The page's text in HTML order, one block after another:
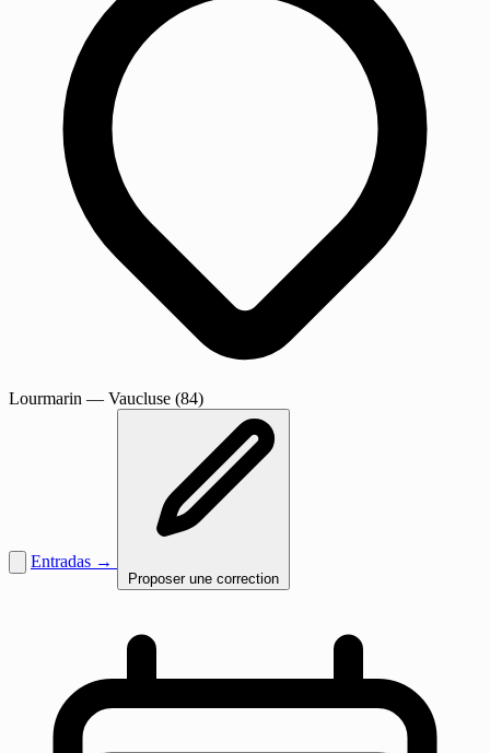
Lourmarin — Vaucluse (84)
Entradas →
Proposer une correction